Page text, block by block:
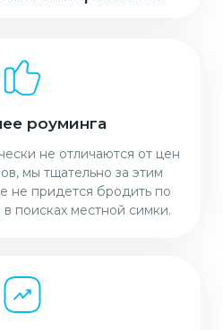
роуминга
не отличаются от цен
мы тщательно за этим
не придется бродить по
поисках местной симки.